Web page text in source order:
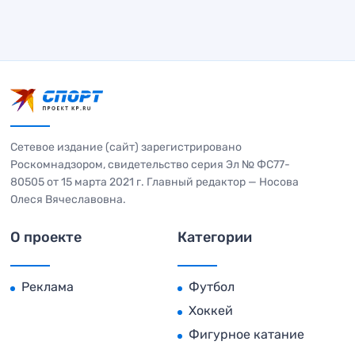
Сетевое издание (сайт) зарегистрировано
Роскомнадзором, свидетельство серия Эл № ФС77-
80505 от 15 марта 2021 г. Главный редактор — Носова
Олеся Вячеславовна.
О проекте
Реклама
Категории
Футбол
Хоккей
Фигурное катание